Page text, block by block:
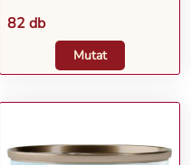
82 db
Mutat